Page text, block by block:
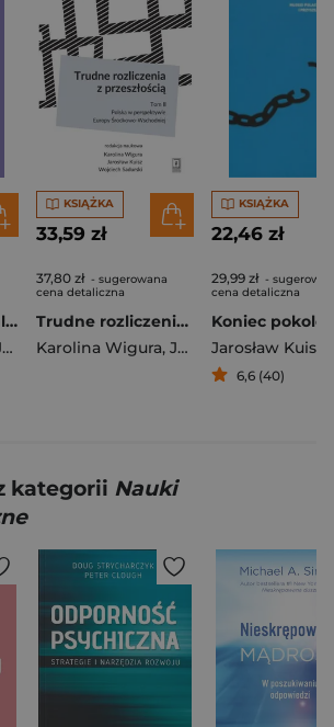
The End of Liberal Mind
KSIĄŻKA
33,59 zł
37,80 zł - sugerowana
cena detaliczna
Trudne rozliczenia z przeszłością Tom 2: Polska w perspektywie Europy Środkowo-Wschodniej
Karolina Wigura, Jarosław Kuisz ,
KSIĄŻKA
22,46 zł
29,99 zł -
cena detaliczna
Jarosław Kuisz
6,6 (40)
kategorii Nauki